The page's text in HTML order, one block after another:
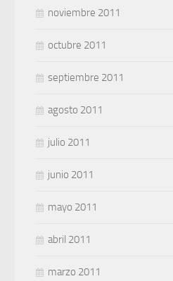
noviembre 2011
octubre 2011
septiembre 2011
agosto 2011
julio 2011
junio 2011
mayo 2011
abril 2011
marzo 2011